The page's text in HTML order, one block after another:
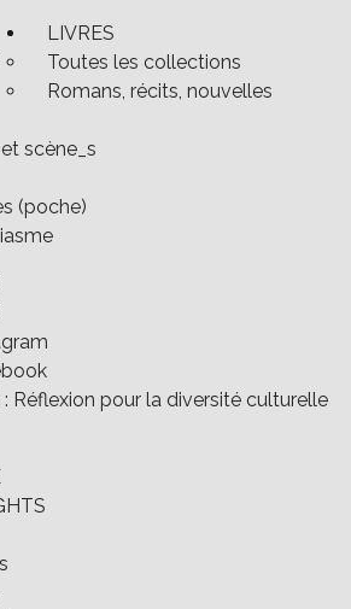
LIVRES
Toutes les collections
Romans, récits, nouvelles
scène_s
(poche)
Réflexion pour la diversité culturelle